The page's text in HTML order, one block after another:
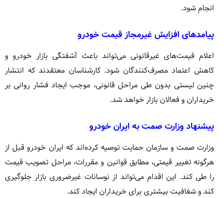
انجام شود.
پیامدهای افزایش غیرمجاز قیمت خودرو
اعلام قیمت‌های غیرقانونی می‌تواند باعث آشفتگی بازار خودرو و
کاهش اعتماد مصرف‌کنندگان شود. کارشناسان معتقدند که انتشار
چنین لیستی بدون طی مراحل قانونی، موجب ایجاد فشار روانی بر
خریداران و فعالان بازار خواهد شد.
پیشنهاد وزارت صمت به ایران خودرو
وزارت صمت و سازمان حمایت توصیه کرده‌اند که ایران خودرو قبل از
هرگونه تغییر قیمتی، مطابق قوانین و مقررات، مراحل تصویب قیمت
را طی کند. این اقدام می‌تواند از نوسانات غیرضروری بازار جلوگیری
کند و شفافیت بیشتری برای خریداران ایجاد کند.